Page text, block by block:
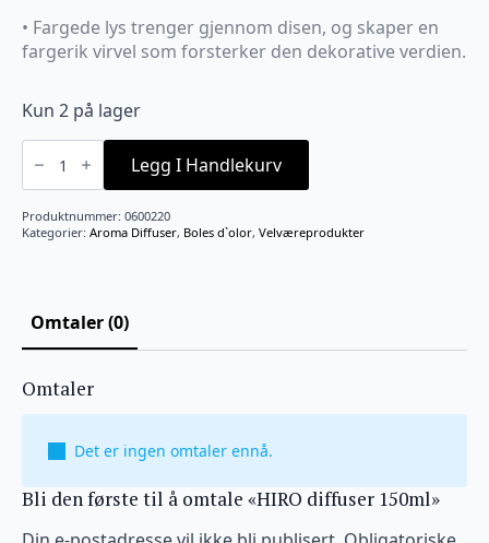
• Fargede lys trenger gjennom disen, og skaper en
fargerik virvel som forsterker den dekorative verdien.
Kun 2 på lager
HIRO
diffuser
150ml
antall
Legg I Handlekurv
Produktnummer: 0600220
Kategorier: Aroma Diffuser, Boles d`olor, Velværeprodukter
Omtaler (0)
Omtaler
Det er ingen omtaler ennå.
Bli den første til å omtale «HIRO diffuser 150ml»